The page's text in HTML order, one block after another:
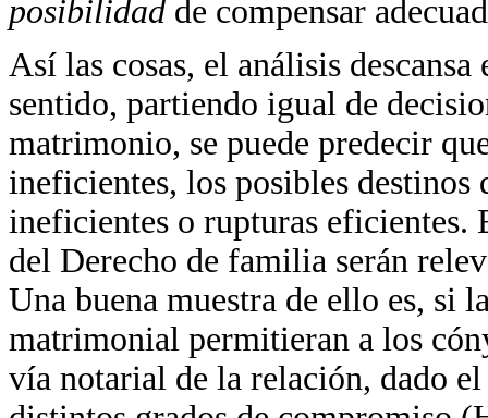
posibilidad de compensar
Así las cosas, el análisis
sentido, partiendo igual de
matrimonio, se puede predecir
ineficientes, los posibles
ineficientes o rupturas eficientes.
del Derecho de familia serán
Una buena muestra de ello es, si
matrimonial permitieran a los
vía notarial de la relación, dado